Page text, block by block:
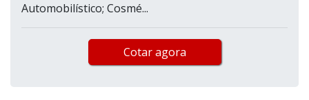
Automobilístico; Cosmé...
Cotar agora